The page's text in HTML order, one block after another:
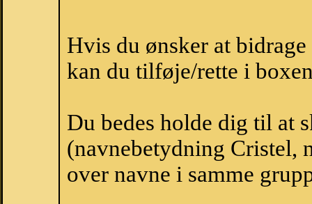
Hvis du ønsker at
kan du tilføje/rette i
Du bedes holde dig til at
(navnebetydning Cristel,
over navne i samme